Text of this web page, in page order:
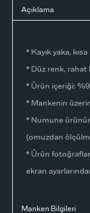
Açıklama
* Kayık yaka,
* Düz renk, rahat
* Ürün içeriği:
* Mankenin
* Numune
(omuzdan
* Ürün
ekran
Manken Bilgileri